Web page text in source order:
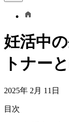
妊活中
トナー
2025年 2月 11日
目次